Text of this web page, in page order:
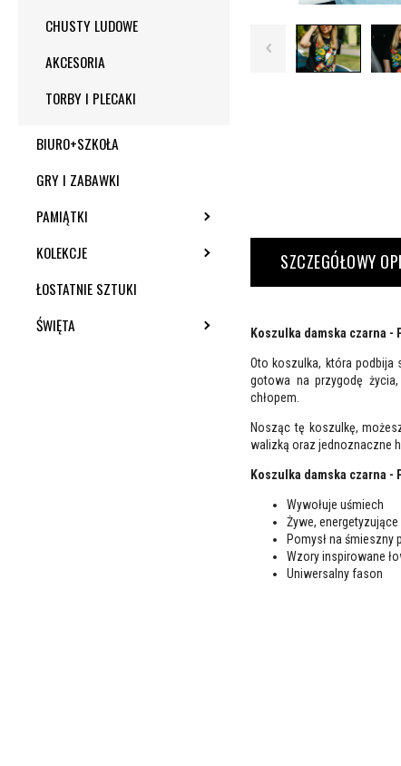
CHUSTY LUDOWE
AKCESORIA
TORBY I PLECAKI
BIURO+SZKOŁA
GRY I ZABAWKI
PAMIĄTKI
KOLEKCJE
ŁOSTATNIE SZTUKI
ŚWIĘTA
SZCZEGÓŁOWY
Koszulka damska czarna -
Oto koszulka, która podbija
gotowa na przygodę
chłopem.
Nosząc tę koszulkę,
walizką oraz jednoznaczne
Koszulka damska czarna -
Wywołuje uśmiech
Żywe,
Pomysł na śmieszny
Wzory inspirowane
Uniwersalny fason